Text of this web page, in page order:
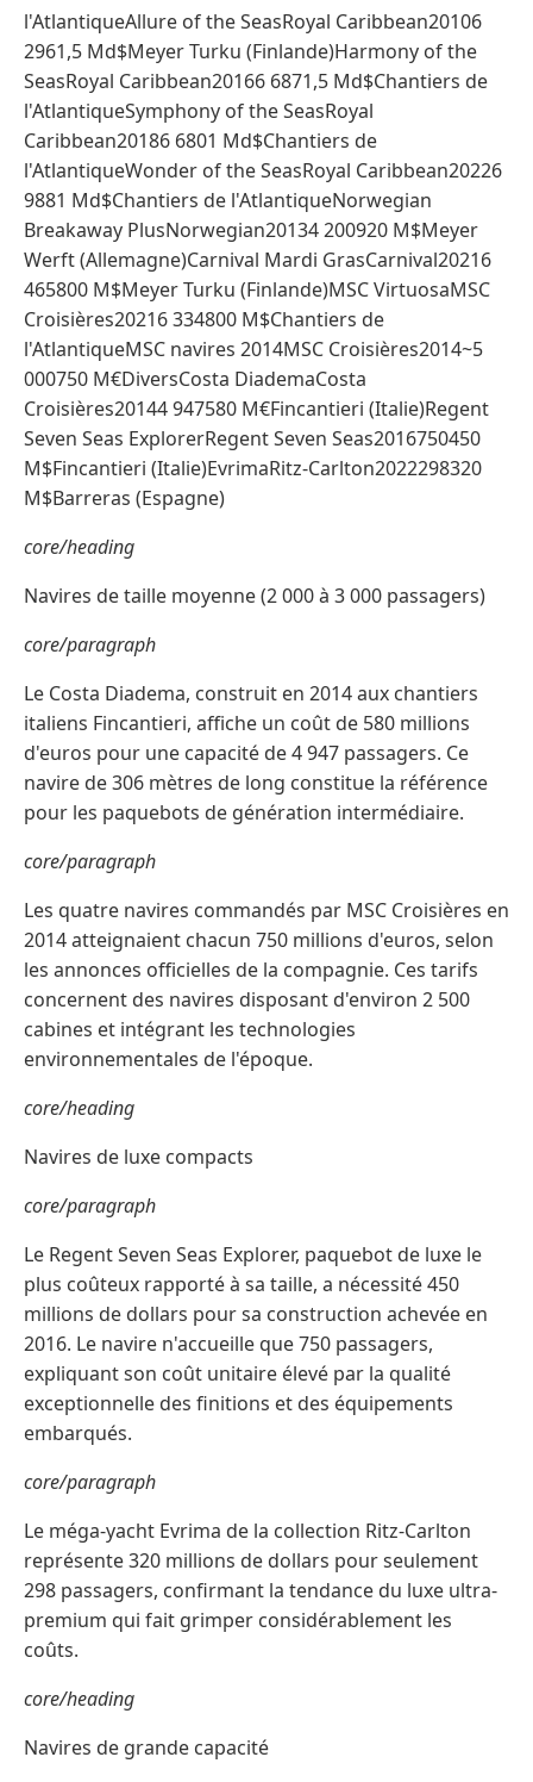
l'AtlantiqueAllure of the SeasRoyal Caribbean20106
2961,5 Md$Meyer Turku (Finlande)Harmony of the
SeasRoyal Caribbean20166 6871,5 Md$Chantiers de
l'AtlantiqueSymphony of the SeasRoyal
Caribbean20186 6801 Md$Chantiers de
l'AtlantiqueWonder of the SeasRoyal Caribbean20226
9881 Md$Chantiers de l'AtlantiqueNorwegian
Breakaway PlusNorwegian20134 200920 M$Meyer
Werft (Allemagne)Carnival Mardi GrasCarnival20216
465800 M$Meyer Turku (Finlande)MSC VirtuosaMSC
Croisières20216 334800 M$Chantiers de
l'AtlantiqueMSC navires 2014MSC Croisières2014~5
000750 M€DiversCosta DiademaCosta
Croisières20144 947580 M€Fincantieri (Italie)Regent
Seven Seas ExplorerRegent Seven Seas2016750450
M$Fincantieri (Italie)EvrimaRitz-Carlton2022298320
M$Barreras (Espagne)
core/heading
Navires de taille moyenne (2 000 à 3 000 passagers)
core/paragraph
Le Costa Diadema, construit en 2014 aux chantiers
italiens Fincantieri, affiche un coût de 580 millions
d'euros pour une capacité de 4 947 passagers. Ce
navire de 306 mètres de long constitue la référence
pour les paquebots de génération intermédiaire.
core/paragraph
Les quatre navires commandés par MSC Croisières en
2014 atteignaient chacun 750 millions d'euros, selon
les annonces officielles de la compagnie. Ces tarifs
concernent des navires disposant d'environ 2 500
cabines et intégrant les technologies
environnementales de l'époque.
core/heading
Navires de luxe compacts
core/paragraph
Le Regent Seven Seas Explorer, paquebot de luxe le
plus coûteux rapporté à sa taille, a nécessité 450
millions de dollars pour sa construction achevée en
2016. Le navire n'accueille que 750 passagers,
expliquant son coût unitaire élevé par la qualité
exceptionnelle des finitions et des équipements
embarqués.
core/paragraph
Le méga-yacht Evrima de la collection Ritz-Carlton
représente 320 millions de dollars pour seulement
298 passagers, confirmant la tendance du luxe ultra-
premium qui fait grimper considérablement les
coûts.
core/heading
Navires de grande capacité